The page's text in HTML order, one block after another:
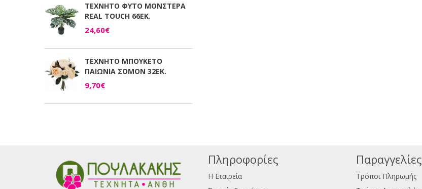
ΤΕΧΝΗΤΟ ΦΥΤΟ ΜΟΝΣΤΕΡΑ
REAL TOUCH 66ΕΚ.
24,60€
ΤΕΧΝΗΤΟ ΜΠΟΥΚΕΤΟ
ΠΑΙΩΝΙΑ ΣΟΜΟΝ 32ΕΚ.
9,70€
Πληροφορίες
Η Εταιρεία
Παραγγελίες
Τρόποι Πληρωμής